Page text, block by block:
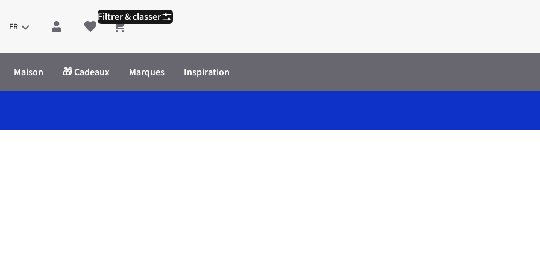
FR Shopping cart
Maison 🎁 Cadeaux Marques Inspiration
Filtrer & classer